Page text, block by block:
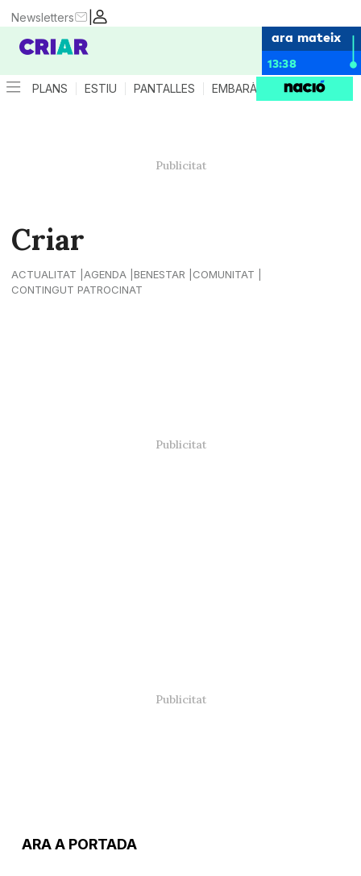
|
Newsletters
ara mateix
13:38
PLANS ESTIU PANTALLES EMBARÀS CRIANÇA
Criar
ACTUALITAT AGENDA BENESTAR
COMUNITAT
CONTINGUT PATROCINAT
ARA A PORTADA